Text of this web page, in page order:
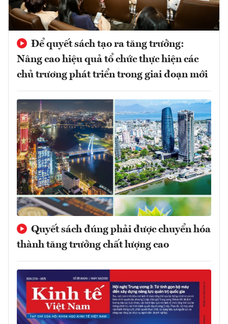
Để quyết sách tạo ra tăng trưởng:
Nâng cao hiệu quả tổ chức thực hiện các
chủ trương phát triển trong giai đoạn mới
Quyết sách đúng phải được chuyển hóa
thành tăng trưởng chất lượng cao